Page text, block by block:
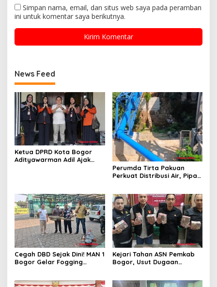
Simpan nama, email, dan situs web saya pada peramban
ini untuk komentar saya berikutnya.
News Feed
Ketua DPRD Kota Bogor
Adityawarman Adil Ajak
Perumda Tirta Pakuan
Perkuat Distribusi Air, Pipa
Cegah DBD Sejak Dini! MAN 1
Bogor Gelar Fogging
Kejari Tahan ASN Pemkab
Bogor, Usut Dugaan